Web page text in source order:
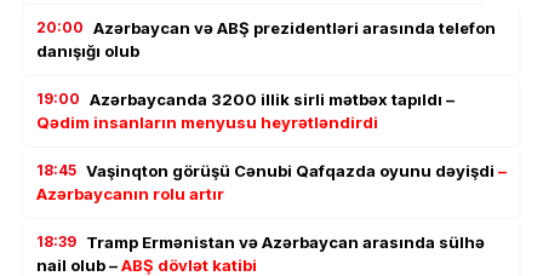
20:00 Azərbaycan və ABŞ prezidentləri arasında telefon
danışığı olub
19:00 Azərbaycanda 3200 illik sirli mətbəx tapıldı –
Qədim insanların menyusu heyrətləndirdi
18:45 Vaşinqton görüşü Cənubi Qafqazda oyunu dəyişdi –
Azərbaycanın rolu artır
18:39 Tramp Ermənistan və Azərbaycan arasında sülhə
nail olub –ABŞ dövlət katibi